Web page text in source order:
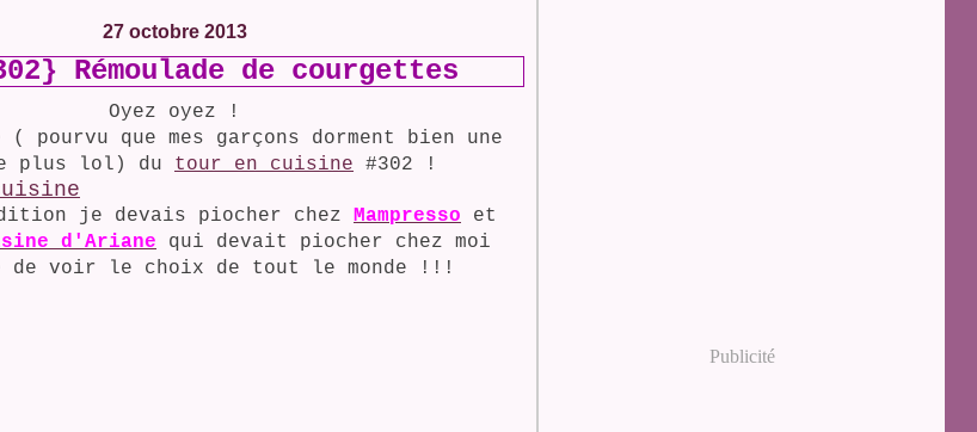
27 octobre 2013
Rémoulade de courgettes
Oyez oyez !
pourvu que mes garçons dorment bien une
plus lol) du tour en cuisine #302 !
je devais piocher chez Mampresso et
d'Ariane qui devait piocher chez moi
voir le choix de tout le monde !!!
Publicité